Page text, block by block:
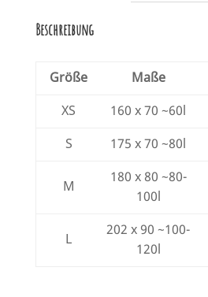
Beschreibung
Größe Maße
XS
160 x 70 ~60l
S 175 x 70 ~80l
M
180 x 80 ~80-
100l
L
202 x 90 ~100-
120l